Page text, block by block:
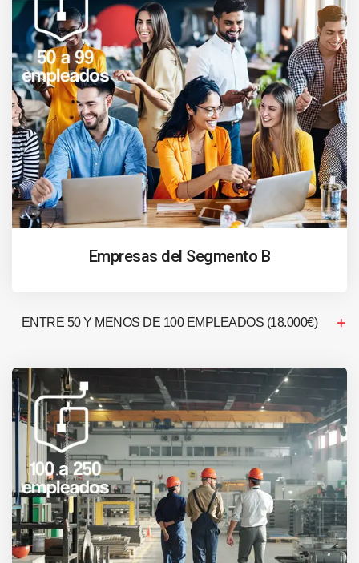
Empresas del Segmento B
ENTRE 50 Y MENOS DE 100 EMPLEADOS (18.000€)